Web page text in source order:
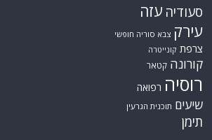
סעודיה עזה
עירק צבא סוריה חופשי
צרפת קונייטרה
קורונה קטאר
רוסיה רפואה
שיעים תוכנית הגרעין
תימן